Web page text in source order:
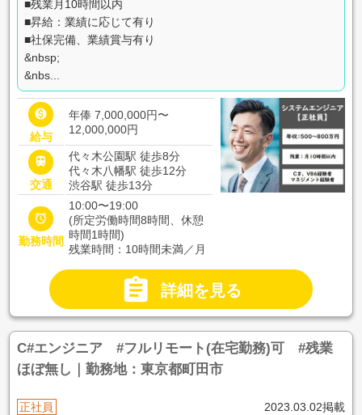
■残業月10時間以内
■昇給：業績に応じて有り
■社保完備、業績賞与有り
&nbsp;
&nbs...

給与
年俸 7,000,000円〜
12,000,000円

交通
代々木公園駅 徒歩8分
代々木八幡駅 徒歩12分
渋谷駅 徒歩13分

勤務時間
10:00〜19:00
(所定労働時間8時間、休憩
時間1時間)
残業時間：10時間未満／月
 詳細を見る
C#エンジニア #フルリモート(在宅勤務)可 #残業
ほぼ無し｜勤務地：東京都町田市
正社員 2023.03.02掲載